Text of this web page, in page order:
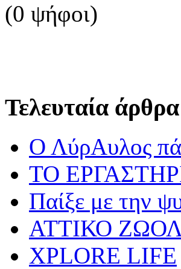
(0 ψήφοι)
Τελευταία
Ο ΛύρΑυλος
ΤΟ
Παίξε με την
ΑΤΤΙΚΟ
XPLORE LIFE